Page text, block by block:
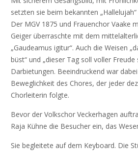
setzten sie beim bekannten
Der MGV 1875 und Frauenchor Vaake
Geiger überraschte mit dem
„Gaudeamus igitur“. Auch die Weisen
büst“ und „dieser Tag soll voller Freude
Darbietungen. Beeindruckend war
Beweglichkeit des Chores, der jeder
Chorleiterin folgte.
Bevor der Volkschor Veckerhagen
Raja Kühne die Besucher ein, das
Sie begleitete auf dem Keyboard. Die